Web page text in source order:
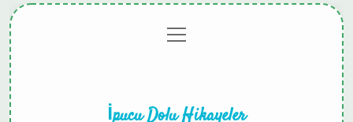
menüyü
aç
İpucu Dolu Hikayeler